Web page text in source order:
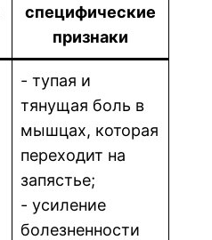
специфические
признаки
- тупая и
тянущая боль в
мышцах, которая
переходит на
запястье;
- усиление
болезненности